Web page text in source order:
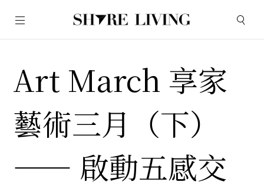
Art March 享家
藝術三月（下）
—— 啟動五感交